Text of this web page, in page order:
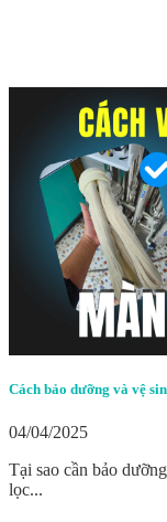
Cách bảo dưỡng và vệ
04/04/2025
Tại sao cần bảo
lọc...